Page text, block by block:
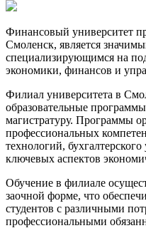
Финансовый университет
Смоленск, является
специализирующимся на
экономики, финансов и
Филиал университета в
образовательные
магистратуру. Программы
профессиональных
технологий,
ключевых аспектов
Обучение в филиале
заочной форме, что
студентов с различными
профессиональными